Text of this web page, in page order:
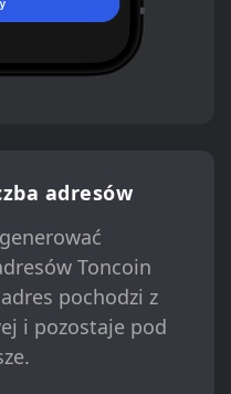
adresów
Toncoin
pochodzi z
i pozostaje pod